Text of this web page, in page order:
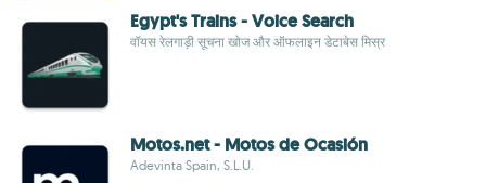
Egypt's Trains - Voice Search
वॉयस रेलगाड़ी सूचना खोज और ऑफलाइन डेटाबेस मिस्र
Motos.net - Motos de Ocasión
Adevinta Spain, S.L.U.